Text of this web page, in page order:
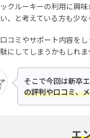
クルーキーの利用に興
、と考えている方も少な
コミやサポート内容を
にしてしまうかもしれま
そこで今回は新卒
の評判や口コミ、
エ